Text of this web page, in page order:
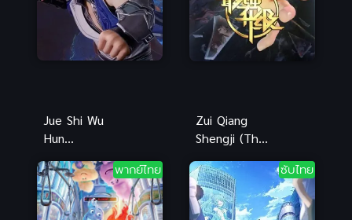
Jue Shi Wu
Hun
Martial Spirit)
วิญญาณยุทธ์
ไร้เทียมทาน
Zui Qiang
Shengji (The
upgrade) การ
อัพเกรดที่
แข็งแกร่งที่สุด
พากย์ไทย ซับไทย